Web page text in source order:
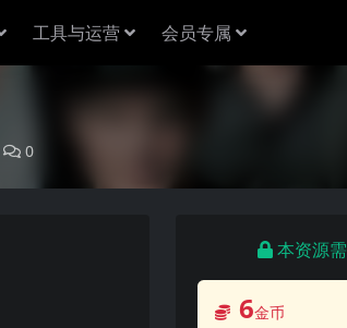
工具与运营 会员专属
0
本资源
6金币